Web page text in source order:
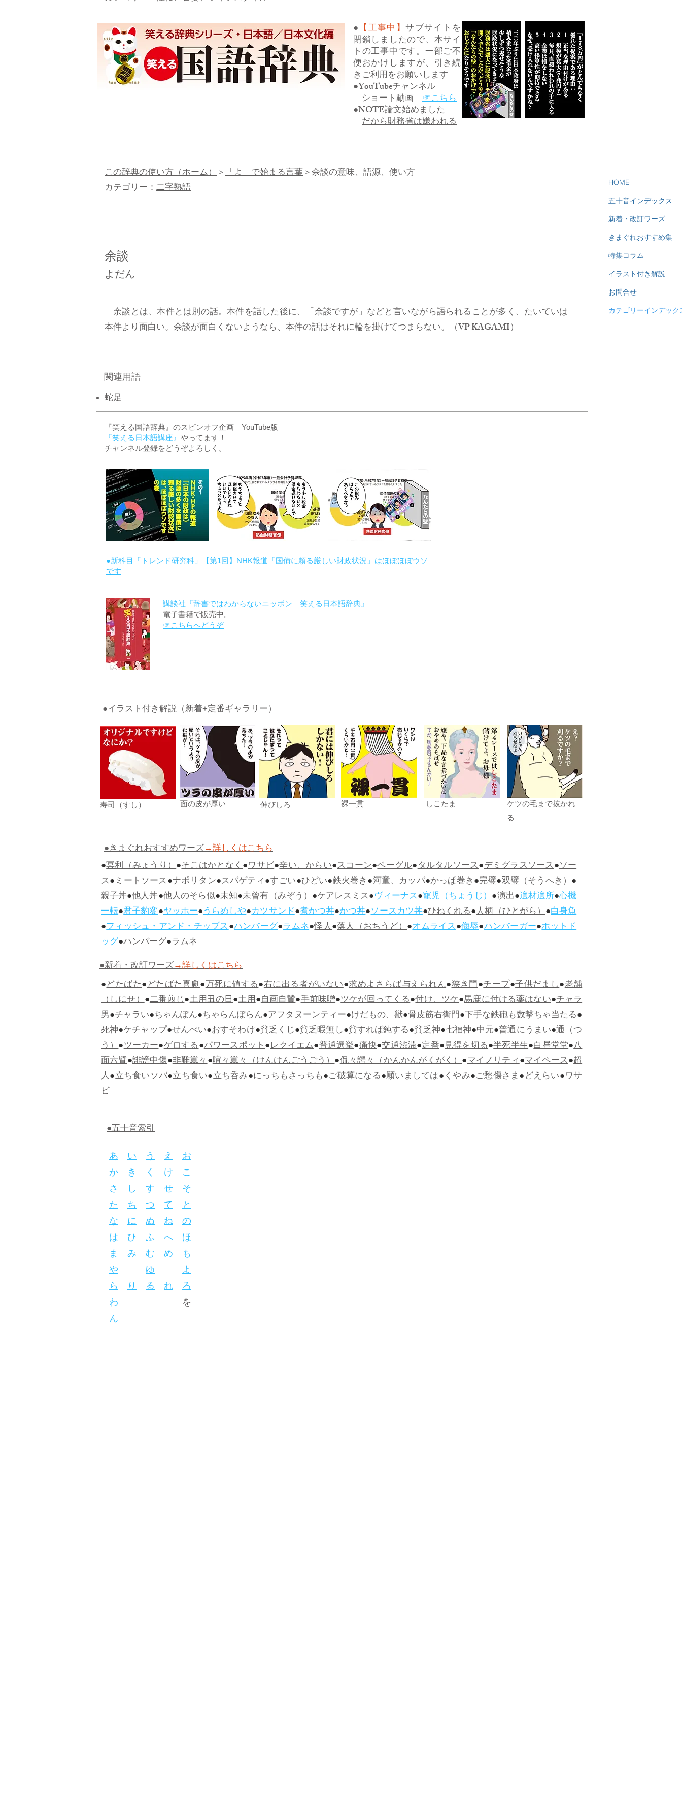
● 【工事中】サブサイトを
閉鎖しましたので、本サイ
トの工事中です。一部ご不
便おかけしますが、引き続
きご利用をお願いします
●YouTubeチャンネル
ショート動画 ☞こちら
●NOTE論文始めました
だから財務省は嫌われる
この辞典の使い方（ホーム）＞「よ」で始まる言葉＞余談の意味、語源、使い方
カテゴリー： 二字熟語
余談
よだん
余談とは、本件とは別の話。本件を話した後に、「余談ですが」などと言いながら語られることが多く、たいていは
本件より面白い。余談が面白くないようなら、本件の話はそれに輪を掛けてつまらない。（VP KAGAMI）
関連用語
蛇足
HOME
五十音インデックス
新着・改訂ワーズ
きまぐれおすすめ集
特集コラム
イラスト付き解説
お問合せ
カテゴリーインデック
『笑える国語辞典』のスピンオフ企画 YouTube版
『笑える日本語講座』 やってます！
チャンネル登録をどうぞよろしく。
●新科目「トレンド研究科」【第1回】NHK報道「国債に頼る厳しい財政状況」はほぼほぼウソ
です
講談社『辞書ではわからないニッポン 笑える日本語辞典』
電子書籍で販売中。
☞こちらへどうぞ
●イラスト付き解説（新着+定番ギャラリー）
寿司（すし） 面の皮が厚い 伸びしろ 裸一貫 しこたま
ケツの毛まで抜かれ
る
●きまぐれおすすめワーズ→詳しくはこちら
●冥利（みょうり）●そこはかとなく●ワサビ●辛い、からい●スコーン●ベーグル●タルタルソース●デミグラスソース●ソー
ス●ミートソース●ナポリタン●スパゲティ●すごい●ひどい●鉄火巻き●河童、カッパ●かっぱ巻き●完璧●双璧（そうへき）●
親子丼●他人丼●他人のそら似●未知●未曾有（みぞう）●ケアレスミス●ヴィーナス●寵児（ちょうじ）●演出●適材適所●心機
一転●君子豹変●ヤッホー●うらめしや●カツサンド●煮かつ丼●かつ丼●ソースカツ丼●ひねくれる●人柄（ひとがら）●白身魚
●フィッシュ・アンド・チップス●ハンバーグ●ラムネ●怪人●落人（おちうど）●オムライス●侮辱●ハンバーガー●ホットド
ッグ●ハンバーグ●ラムネ
●新着・改訂ワーズ→詳しくはこちら
●どたばた●どたばた喜劇●万死に値する●右に出る者がいない●求めよさらば与えられん●狭き門●チープ●子供だまし●老舗
（しにせ）●二番煎じ●土用丑の日●土用●自画自賛●手前味噌●ツケが回ってくる●付け、ツケ●馬鹿に付ける薬はない●チャラ
男●チャラい●ちゃんぽん●ちゃらんぽらん●アフタヌーンティー●けだもの、獣●骨皮筋右衛門●下手な鉄砲も数撃ちゃ当たる●
死神●ケチャップ●せんべい●おすそわけ●貧乏くじ●貧乏暇無し●貧すれば鈍する●貧乏神●七福神●中元●普通にうまい●通（つ
う）●ツーカー●ゲロする●パワースポット●レクイエム●普通選挙●痛快●交通渋滞●定番●見得を切る●半死半生●白昼堂堂●八
面六臂●誹謗中傷●非難囂々●喧々囂々（けんけんごうごう）●侃々諤々（かんかんがくがく）●マイノリティ●マイペース●超
人●立ち食いソバ●立ち食い●立ち呑み●にっちもさっちも●ご破算になる●願いましては●くやみ●ご愁傷さま●どえらい●ワサ
ビ
●五十音索引
あ い う え お
か き く け こ
さ し す せ そ
た ち つ て と
な に ぬ ね の
は ひ ふ へ ほ
ま み む め も
や
ゆ
よ
ら り る れ ろ
わ を
ん